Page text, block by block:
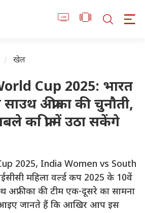
खेल
Cup 2025: भारत
अफ्रीका की चुनौती,
का फ्री में उठा सकेंगे
2025, India Women vs South
महिला वर्ल्ड कप 2025 के 10वें
की टीम एक-दूसरे का सामना
जानते हैं कि आखिर आप इस